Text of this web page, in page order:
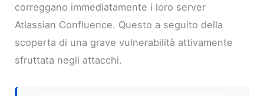
correggano immediatamente i loro server
Atlassian Confluence. Questo a seguito della
scoperta di una grave vulnerabilità attivamente
sfruttata negli attacchi.